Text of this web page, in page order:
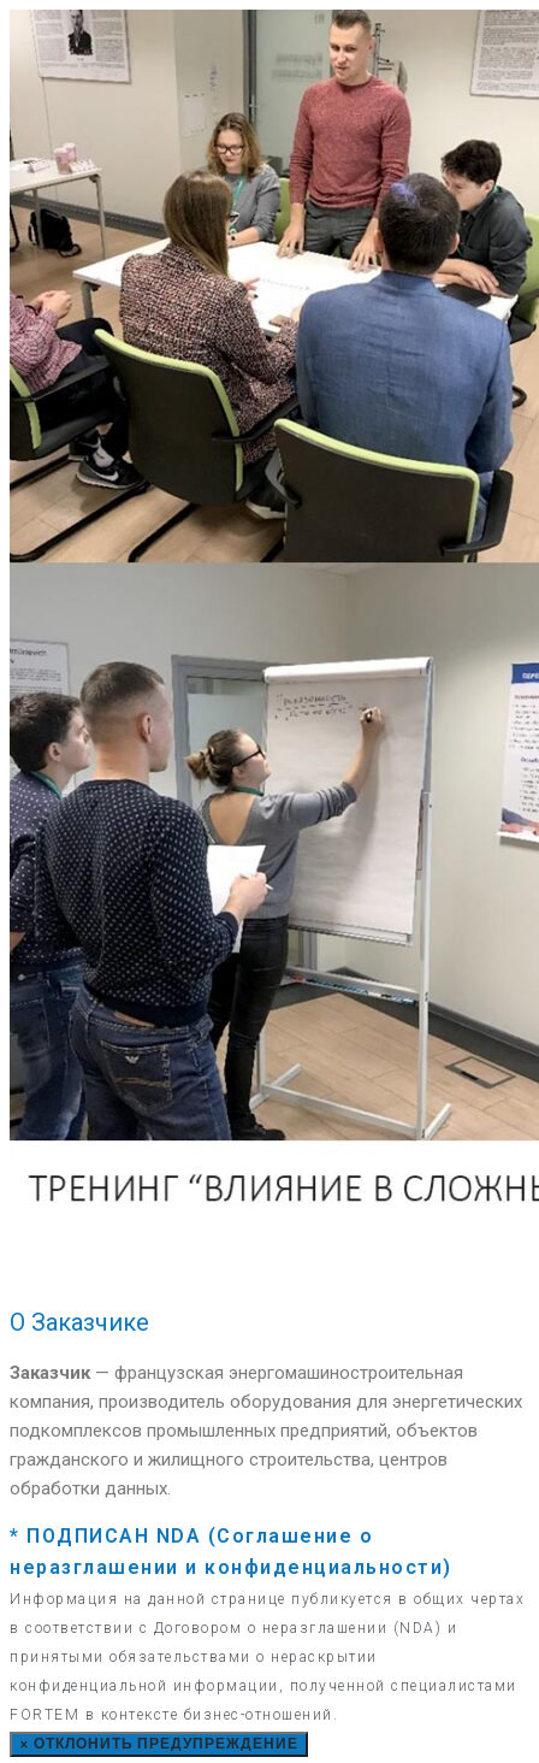
О Заказчике
Заказчик— французская энергомашиностроительная
компания, производитель оборудования для энергетических
подкомплексов промышленных предприятий, объектов
гражданского и жилищного строительства, центров
обработки данных.
* ПОДПИСАН NDA (Соглашение о
неразглашении и конфиденциальности)
Информация на данной странице публикуется в общих чертах
в соответствии с Договором о неразглашении (NDA) и
принятыми обязательствами о нераскрытии
конфиденциальной информации, полученной специалистами
FORTEM в контексте бизнес-отношений.
× ОТКЛОНИТЬ ПРЕДУПРЕЖДЕНИЕ